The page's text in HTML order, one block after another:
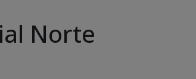
Norte